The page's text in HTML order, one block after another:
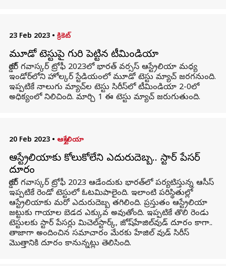
23 Feb 2023 • క్రికెట్
మూడో టెస్టుపై గురి పెట్టిన టీమిండియా
బోర్డర్ గవాస్కర్ ట్రోఫీ 2023లో భారత్ వర్సస్ ఆస్ట్రేలియా మధ్య
ఇండోర్‌లోని హోల్కర్ స్టేడియంలో మూడో టెస్టు మ్యాచ్ జరగనుంది.
ఇప్పటికే నాలుగు మ్యాచ్‌ల టెస్టు సిరీస్‌లో టీమిండియా 2-0లో
అధిక్యంలో నిలిచింది. మార్చి 1 ఈ టెస్టు మ్యాచ్ జరుగుతుంది.
20 Feb 2023 • ఆస్ట్రేలియా
ఆస్ట్రేలియాకు కోలుకోలేని ఎదురుదెబ్బ.. స్టార్ పేసర్
దూరం
బోర్డర్ గవాస్కర్ ట్రోఫీ 2023 ఆడేందుకు భారత్‌లో పర్యటిస్తున్న ఆసీస్
ఇప్పటికే రెండో టెస్టులో ఓటమిపాలైంది. ఇలాంటి పరిస్థితుల్లో
ఆస్ట్రేలియాకు మరో ఎదురుదెబ్బ తగిలింది. ప్రస్తుతం ఆస్ట్రేలియా
జట్టుకు గాయాల బెడద ఎక్కువ అవుతోంది. ఇప్పటికే తొలి రెండు
టెస్టులకు స్టార్ పేసర్లు మిచెల్‌స్టార్క్, జోష్‌హేజిల్‌వుడ్ దూరం కాగా..
తాజాగా అందించిన సమాచారం మేరకు హేజిల్ వుడ్ సిరీస్
మొత్తానికి దూరం కానున్నట్లు తెలిసింది.